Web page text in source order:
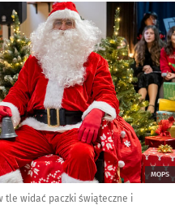
MOPS
tle widać paczki świąteczne i